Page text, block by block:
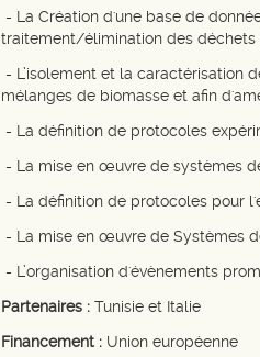
- La Création d'une base de
traitement/élimination des déchets
- L’isolement et la caractérisation
mélanges de biomasse et afin
- La définition de protocoles
- La mise en œuvre de systèmes
- La définition de protocoles pour
- La mise en œuvre de Systèmes
- L’organisation d'évènements
Partenaires : Tunisie et Italie
Financement : Union européenne